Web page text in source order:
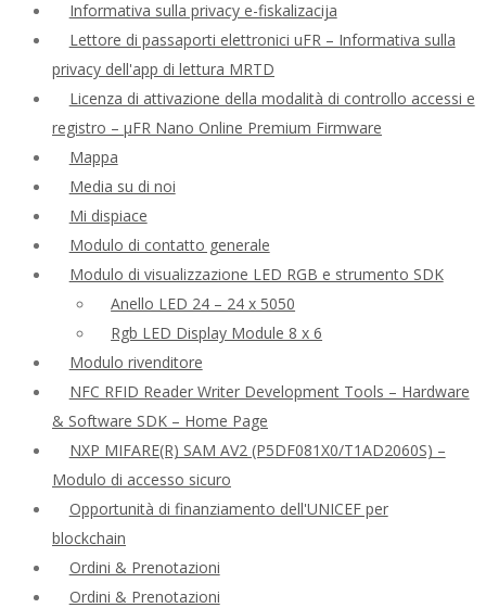
Informativa sulla privacy e-fiskalizacija
Lettore di passaporti elettronici uFR – Informativa sulla
privacy dell'app di lettura MRTD
Licenza di attivazione della modalità di controllo accessi e
registro – μFR Nano Online Premium Firmware
Mappa
Media su di noi
Mi dispiace
Modulo di contatto generale
Modulo di visualizzazione LED RGB e strumento SDK
Anello LED 24 – 24 x 5050
Rgb LED Display Module 8 x 6
Modulo rivenditore
NFC RFID Reader Writer Development Tools – Hardware
& Software SDK – Home Page
NXP MIFARE(R) SAM AV2 (P5DF081X0/T1AD2060S) –
Modulo di accesso sicuro
Opportunità di finanziamento dell'UNICEF per
blockchain
Ordini & Prenotazioni
Ordini & Prenotazioni